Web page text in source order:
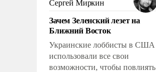
стало всерьез обсуждаемой
идеей.
Сергей Миркин
Зачем Зеленский лезет на
Ближний Восток
Украинские лоббисты в США
использовали все свои
возможности, чтобы повлиять